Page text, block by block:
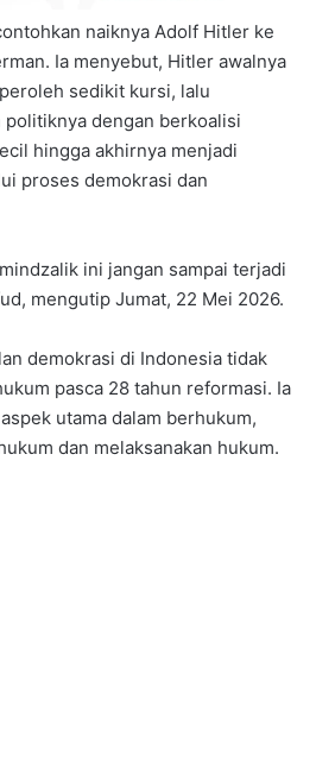
naiknya Adolf Hitler ke
Ia menyebut, Hitler awalnya
sedikit kursi, lalu
politiknya dengan berkoalisi
hingga akhirnya menjadi
proses demokrasi dan
ini jangan sampai terjadi
mengutip Jumat, 22 Mei 2026.
demokrasi di Indonesia tidak
pasca 28 tahun reformasi. Ia
utama dalam berhukum,
dan melaksanakan hukum.